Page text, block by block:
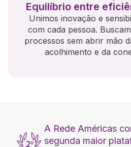
Equilíbrio entre
Unimos inovação e
com cada pessoa.
processos sem abrir mão
acolhimento e da
A Rede Américas
segunda maior